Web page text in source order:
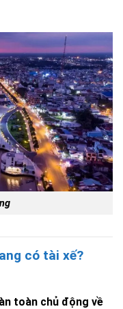
có tài xế?
toàn chủ động về